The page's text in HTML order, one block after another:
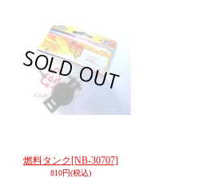
燃料タンク [NB-30707]
810円(税込)